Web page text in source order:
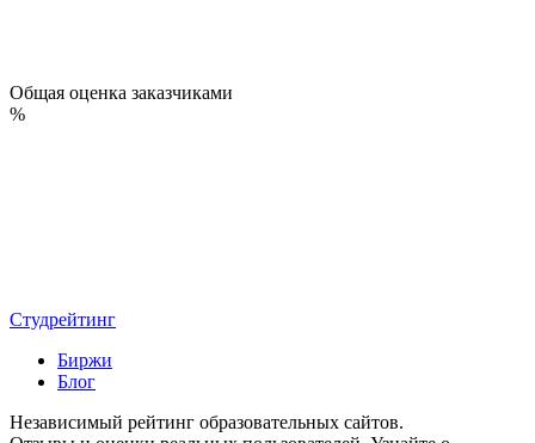
Общая оценка заказчиками
%
Студрейтинг
Биржи
Блог
Независимый рейтинг образовательных сайтов.